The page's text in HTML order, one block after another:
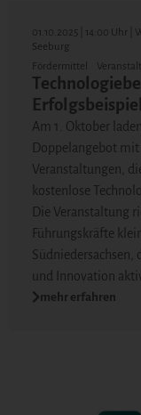
01.10.2025 | 14:00 Uhr |
Seeburg
Fördermittel
Am 1. Oktober
Doppelangebot
Veranstaltungen,
kostenlose
Die Veranstaltung
Führungskräfte
Südniedersachsen,
und Innovation
mehr erfahren